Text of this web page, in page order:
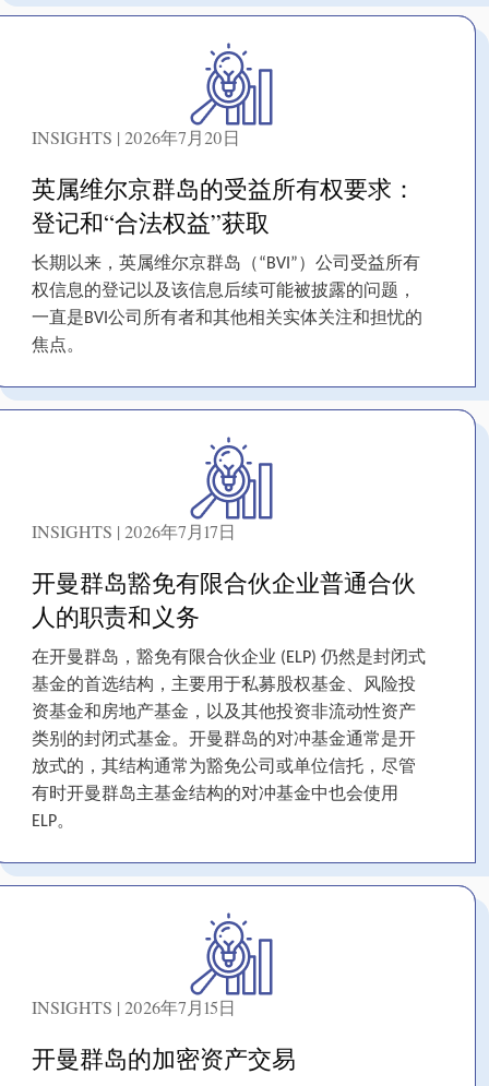
INSIGHTS | 2026年7月20日
英属维尔京群岛的受益所有权要求：
登记和“合法权益”获取
长期以来，英属维尔京群岛（“BVI”）公司受益所有
权信息的登记以及该信息后续可能被披露的问题，
一直是BVI公司所有者和其他相关实体关注和担忧的
焦点。
INSIGHTS | 2026年7月17日
开曼群岛豁免有限合伙企业普通合伙
人的职责和义务
在开曼群岛，豁免有限合伙企业 (ELP) 仍然是封闭式
基金的首选结构，主要用于私募股权基金、风险投
资基金和房地产基金，以及其他投资非流动性资产
类别的封闭式基金。开曼群岛的对冲基金通常是开
放式的，其结构通常为豁免公司或单位信托，尽管
有时开曼群岛主基金结构的对冲基金中也会使用
ELP。
INSIGHTS | 2026年7月15日
开曼群岛的加密资产交易